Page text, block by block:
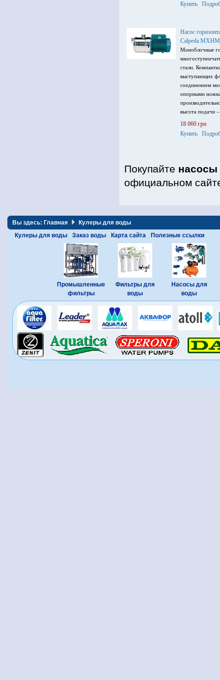
Купить
Насос
Calpeda
Моноблочные
стали.
выступающих
соединением
опорными
высота подачи
напряжение
18 060 грн
Купить
Покупайте насосы
официальном
Вы здесь: Главная
Кулеры для воды
Кулеры для воды
Заказ воды Карта сайта Полезные ссылки
Промышленные
фильтры
Фильтры для
воды
Насосы для
воды